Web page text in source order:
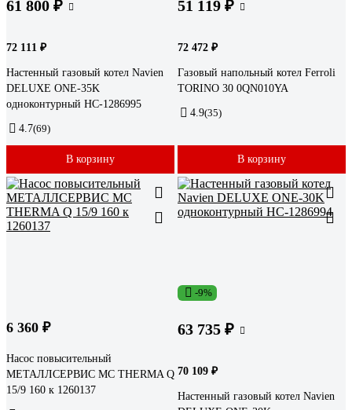
61 800 ₽
72 111 ₽
Настенный газовый котел Navien
DELUXE ONE-35K
одноконтурный НС-1286995
4.7(69)
В корзину
51 119 ₽
72 472 ₽
Газовый напольный котел Ferroli
TORINO 30 0QN010YA
4.9(35)
В корзину
6 360 ₽
Насос повысительный
МЕТАЛЛСЕРВИС MC THERMA Q
15/9 160 к 1260137
-9%
63 735 ₽
70 109 ₽
Настенный газовый котел Navien